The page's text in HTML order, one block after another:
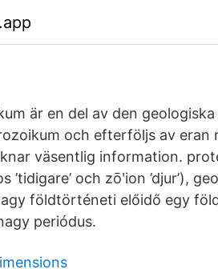
är en del av den
och efterföljs av eran
väsentlig information.
’tidigare’ och zōʹion ’djur’),
földtörténeti előidő egy
periódus.